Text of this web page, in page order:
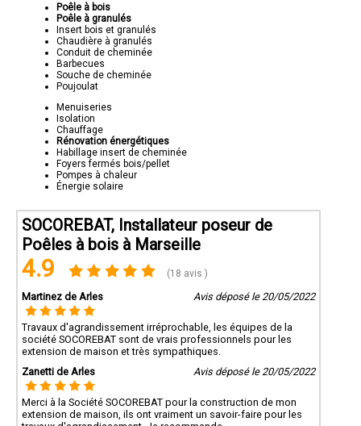
Poêle à bois
Poêle à granulés
Insert bois et granulés
Chaudière à granulés
Conduit de cheminée
Barbecues
Souche de cheminée
Poujoulat
Menuiseries
Isolation
Chauffage
Rénovation énergétiques
Habillage insert de cheminée
Foyers fermés bois/pellet
Pompes à chaleur
Énergie solaire
SOCOREBAT, Installateur poseur de
Poêles à bois à Marseille
4.9 (18 avis )
Martinez de Arles Avis déposé le 20/05/2022
Travaux d'agrandissement irréprochable, les équipes de la
société SOCOREBAT sont de vrais professionnels pour les
extension de maison et très sympathiques.
Zanetti de Arles
Avis déposé le 20/05/2022
Merci à la Société SOCOREBAT pour la construction de mon
extension de maison, ils ont vraiment un savoir-faire pour les